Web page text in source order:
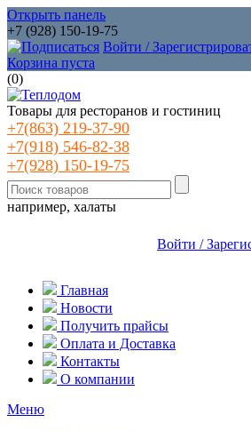
Открыть панель
+7 (928) 150-19-75
Войти /
Корзина пуста
(0)
Товары для ресторанов и гостиниц
+7(863) 219-37-90
+7(918) 546-82-38
+7(928) 150-19-75
например, халаты
Войти /
Главная
Новости
Получить прайсы
Оплата и Доставка
Контакты
О компании
Меню